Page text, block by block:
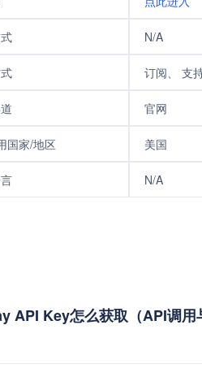
N/A
订阅、 支
官网
国家/地区 美国
N/A
API Key怎么获取（API调用